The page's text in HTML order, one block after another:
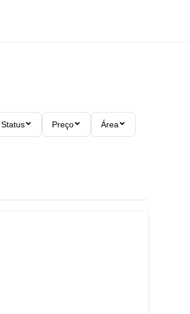
Status Preço Área